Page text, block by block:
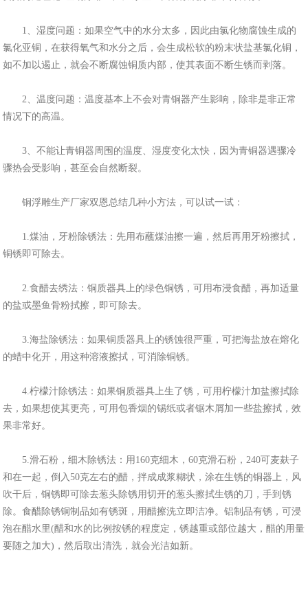
1、湿度问题：如果空气中的水分太多，因此由氯化物腐蚀生成的
氯化亚铜，在获得氧气和水分之后，会生成松软的粉末状盐基氯化铜，
如不加以遏止，就会不断腐蚀铜质内部，使其表面不断生锈而剥落。
2、温度问题：温度基本上不会对青铜器产生影响，除非是非正常
情况下的高温。
3、不能让青铜器周围的温度、湿度变化太快，因为青铜器遇骤冷
骤热会受影响，甚至会自然断裂。
铜浮雕生产厂家双恩总结几种小方法，可以试一试：
1.煤油，牙粉除锈法：先用布蘸煤油擦一遍，然后再用牙粉擦拭，
铜锈即可除去。
2.食醋去绣法：铜质器具上的绿色铜锈，可用布浸食醋，再加适量
的盐或墨鱼骨粉拭擦，即可除去。
3.海盐除锈法：如果铜质器具上的锈蚀很严重，可把海盐放在熔化
的蜡中化开，用这种溶液擦拭，可消除铜锈。
4.柠檬汁除锈法：如果铜质器具上生了锈，可用柠檬汁加盐擦拭除
去，如果想使其更亮，可用包香烟的锡纸或者锯木屑加一些盐擦拭，效
果非常好。
5.滑石粉，细木除锈法：用160克细木，60克滑石粉，240可麦麸子
和在一起，倒入50克左右的醋，拌成成浆糊状，涂在生锈的铜器上，风
吹干后，铜锈即可除去葱头除锈用切开的葱头擦拭生锈的刀，手到锈
除。食醋除锈铜制品如有锈斑，用醋擦洗立即洁净。铝制品有锈，可浸
泡在醋水里(醋和水的比例按锈的程度定，锈越重或部位越大，醋的用量
要随之加大)，然后取出清洗，就会光洁如新。